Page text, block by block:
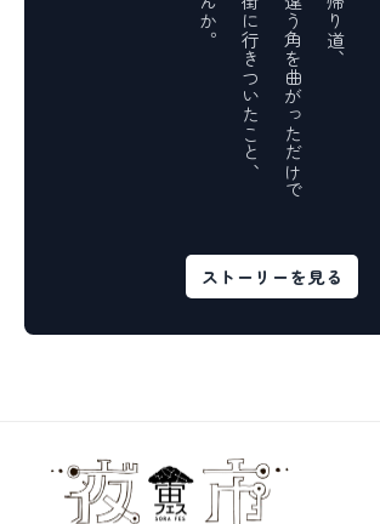
いつもと違う角を曲がっただけで
ストーリーを見る